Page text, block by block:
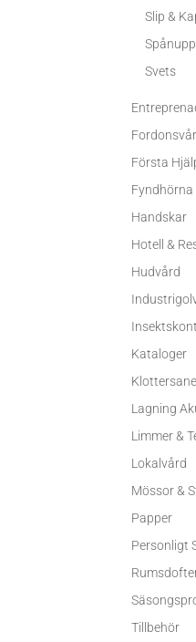
Slip &
Svets
Första
Fyndhörna
Handskar
Hotell &
Hudvård
Kataloger
Lagning
Limmer &
Lokalvård
Mössor &
Papper
Personligt
Tillbehör